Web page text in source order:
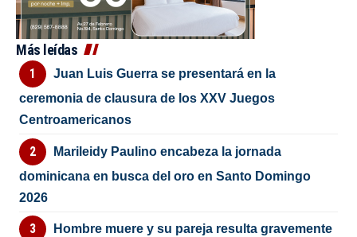
Más leídas
Juan Luis Guerra se presentará en la
ceremonia de clausura de los XXV Juegos
Centroamericanos
Marileidy Paulino encabeza la jornada
dominicana en busca del oro en Santo Domingo
2026
Hombre muere y su pareja resulta gravemente